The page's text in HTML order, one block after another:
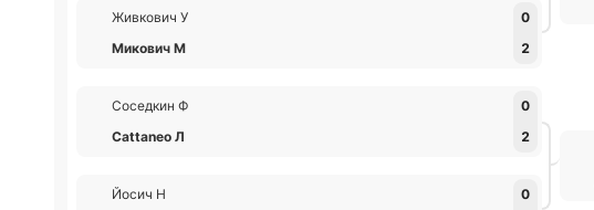
Живкович У
0
Микович М
2
Соседкин Ф
0
Cattaneo Л
2
Йосич Н
0